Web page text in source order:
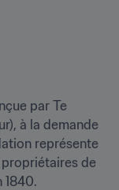
par Te
à la demande
représente
propriétaires de
1840.